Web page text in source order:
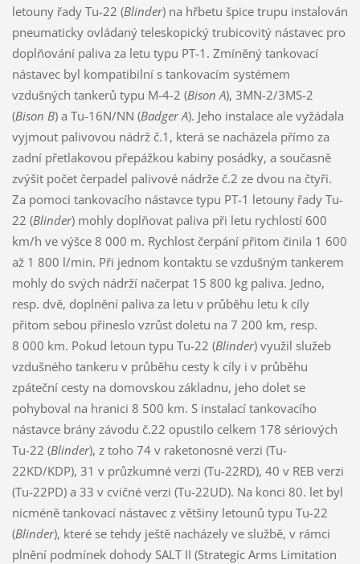
letouny řady Tu-22 (Blinder) na hřbetu špice trupu instalován
pneumaticky ovládaný teleskopický trubicovitý nástavec pro
doplňování paliva za letu typu PT-1. Zmíněný tankovací
nástavec byl kompatibilní s tankovacím systémem
vzdušných tankerů typu M-4-2 (Bison A), 3MN-2/3MS-2
(Bison B) a Tu-16N/NN (Badger A). Jeho instalace ale vyžádala
vyjmout palivovou nádrž č.1, která se nacházela přímo za
zadní přetlakovou přepážkou kabiny posádky, a současně
zvýšit počet čerpadel palivové nádrže č.2 ze dvou na čtyři.
Za pomoci tankovacího nástavce typu PT-1 letouny řady Tu-
22 (Blinder) mohly doplňovat paliva při letu rychlostí 600
km/h ve výšce 8 000 m. Rychlost čerpání přitom činila 1 600
až 1 800 l/min. Při jednom kontaktu se vzdušným tankerem
mohly do svých nádrží načerpat 15 800 kg paliva. Jedno,
resp. dvě, doplnění paliva za letu v průběhu letu k cíly
přitom sebou přineslo vzrůst doletu na 7 200 km, resp.
8 000 km. Pokud letoun typu Tu-22 (Blinder) využil služeb
vzdušného tankeru v průběhu cesty k cíly i v průběhu
zpáteční cesty na domovskou základnu, jeho dolet se
pohyboval na hranici 8 500 km. S instalací tankovacího
nástavce brány závodu č.22 opustilo celkem 178 sériových
Tu-22 (Blinder), z toho 74 v raketonosné verzi (Tu-
22KD/KDP), 31 v průzkumné verzi (Tu-22RD), 40 v REB verzi
(Tu-22PD) a 33 v cvičné verzi (Tu-22UD). Na konci 80. let byl
nicméně tankovací nástavec z většiny letounů typu Tu-22
(Blinder), které se tehdy ještě nacházely ve službě, v rámci
plnění podmínek dohody SALT II (Strategic Arms Limitation